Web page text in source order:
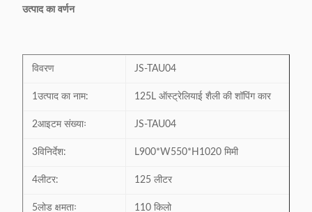
उत्पाद का वर्णन
विवरण JS-TAU04
1उत्पाद का नाम: 125L ऑस्ट्रेलियाई शैली की शॉपिंग कार
2आइटम संख्याः JS-TAU04
3विनिर्देश: L900*W550*H1020 मिमी
4लीटर: 125 लीटर
5लोड क्षमताः 110 किलो